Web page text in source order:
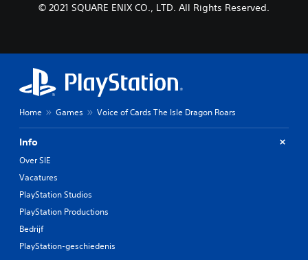
© 2021 SQUARE ENIX CO., LTD. All Rights Reserved.
Home Games Voice of Cards The Isle Dragon Roars
Info
Over SIE
Vacatures
PlayStation Studios
PlayStation Productions
Bedrijf
PlayStation-geschiedenis